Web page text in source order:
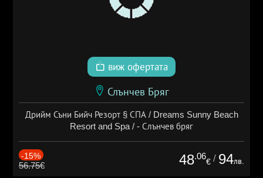
виж офертата
Слънчев Бряг
Дрийм Съни Бийч Резорт § СПА / Dreams Sunny Beach
Resort and Spa / - Слънчев бряг
-15%
56.75€ 48.06
€ / 94лв.